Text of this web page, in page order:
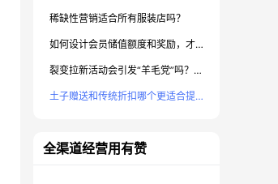
稀缺性营销适合所有服装店吗？
如何设计会员储值额度和奖励，才能更具吸引力？
裂变拉新活动会引发“羊毛党”吗？如何防控？
土子赠送和传统折扣哪个更适合提升会员储值？
全渠道经营用有赞